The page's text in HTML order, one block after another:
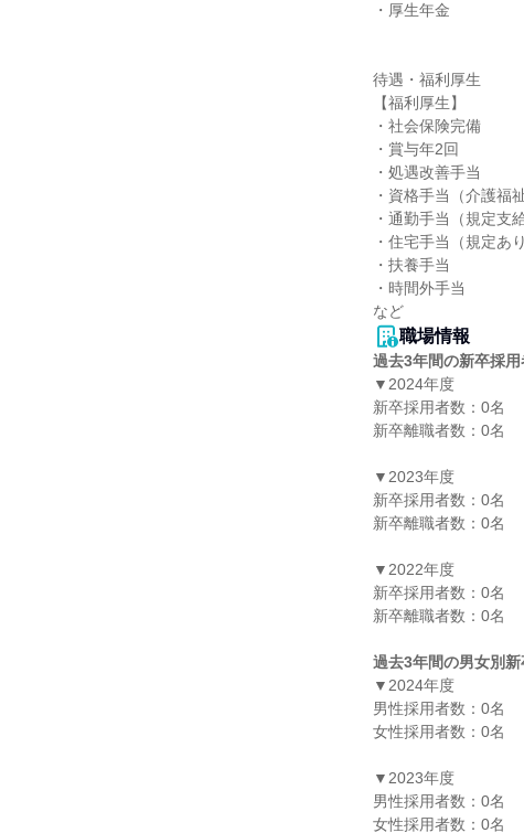
・厚生年金
待遇・福利厚生
【福利厚生】
・社会保険完備
・賞与年2回
・処遇改善手当
・資格手当（介護福
・通勤手当（規定支給
・住宅手当（規定あり
・扶養手当
・時間外手当
など
職場情報
過去3年間の新卒採
▼2024年度
新卒採用者数：0名
新卒離職者数：0名
▼2023年度
新卒採用者数：0名
新卒離職者数：0名
▼2022年度
新卒採用者数：0名
新卒離職者数：0名
過去3年間の男女別
▼2024年度
男性採用者数：0名
女性採用者数：0名
▼2023年度
男性採用者数：0名
女性採用者数：0名